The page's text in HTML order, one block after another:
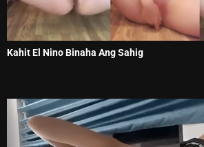
Kahit El Nino Binaha Ang Sahig